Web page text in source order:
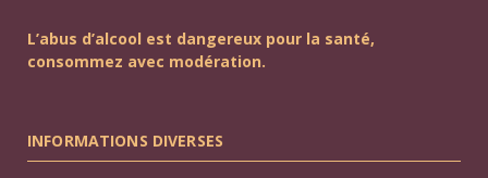
L’abus d’alcool est dangereux pour la santé,
consommez avec modération.
INFORMATIONS DIVERSES